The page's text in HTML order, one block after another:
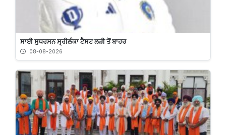
ਸਾਈ ਸੁਧਰਸਨ ਸ੍ਰੀਲੰਕਾ ਟੈਸਟ ਲੜੀ ਤੋਂ ਬਾਹਰ
08-08-2026